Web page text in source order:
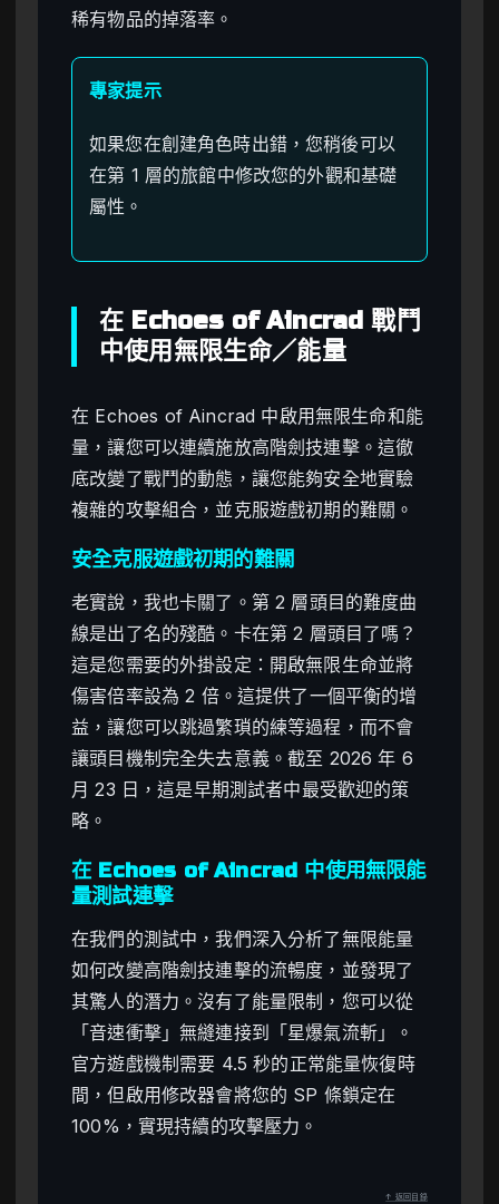
稀有物品的掉落率。
專家提示
如果您在創建角色時出錯，您稍後可以
在第 1 層的旅館中修改您的外觀和基礎
屬性。
在 Echoes of Aincrad 戰鬥
中使用無限生命／能量
在 Echoes of Aincrad 中啟用無限生命和能
量，讓您可以連續施放高階劍技連擊。這徹
底改變了戰鬥的動態，讓您能夠安全地實驗
複雜的攻擊組合，並克服遊戲初期的難關。
安全克服遊戲初期的難關
老實說，我也卡關了。第 2 層頭目的難度曲
線是出了名的殘酷。卡在第 2 層頭目了嗎？
這是您需要的外掛設定：開啟無限生命並將
傷害倍率設為 2 倍。這提供了一個平衡的增
益，讓您可以跳過繁瑣的練等過程，而不會
讓頭目機制完全失去意義。截至 2026 年 6
月 23 日，這是早期測試者中最受歡迎的策
略。
在 Echoes of Aincrad 中使用無限能
量測試連擊
在我們的測試中，我們深入分析了無限能量
如何改變高階劍技連擊的流暢度，並發現了
其驚人的潛力。沒有了能量限制，您可以從
「音速衝擊」無縫連接到「星爆氣流斬」。
官方遊戲機制需要 4.5 秒的正常能量恢復時
間，但啟用修改器會將您的 SP 條鎖定在
100%，實現持續的攻擊壓力。
↑ 返回目錄